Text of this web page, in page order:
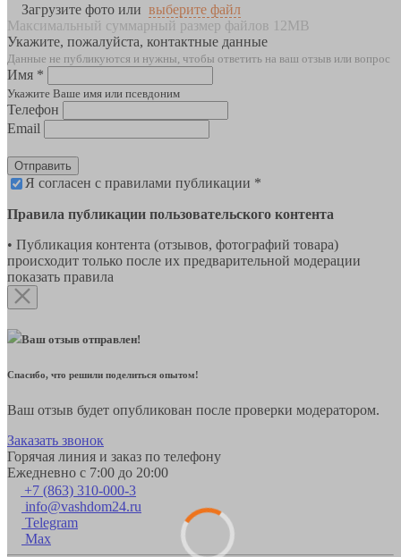
Загрузите фото или выберите файл
Максимальный суммарный размер файлов 12MB
Укажите, пожалуйста, контактные данные
Данные не публикуются и нужны, чтобы ответить на ваш отзыв или вопрос
Имя *
Укажите Ваше имя или псевдоним
Телефон
Email
Отправить
Я согласен с правилами публикации *
Правила публикации пользовательского контента
• Публикация контента (отзывов, фотографий товара)
происходит только после их предварительной модерации
показать правила
Ваш отзыв отправлен!
Спасибо, что решили поделиться опытом!
Ваш отзыв будет опубликован после проверки модератором.
Заказать звонок
Горячая линия и заказ по телефону
Ежедневно с 7:00 до 20:00
+7 (863) 310-000-3
info@vashdom24.ru
Telegram
Max